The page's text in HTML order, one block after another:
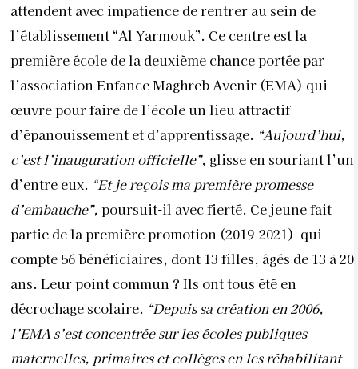
attendent avec impatience de rentrer au sein de
l’établissement “Al Yarmouk”. Ce centre est la
première école de la deuxième chance portée par
l’association Enfance Maghreb Avenir (EMA) qui
œuvre pour faire de l’école un lieu attractif
d’épanouissement et d’apprentissage. “Aujourd’hui,
c’est l’inauguration officielle”, glisse en souriant l’un
d’entre eux. “Et je reçois ma première promesse
d’embauche”, poursuit-il avec fierté. Ce jeune fait
partie de la première promotion (2019-2021) qui
compte 56 bénéficiaires, dont 13 filles, âgés de 13 à 20
ans. Leur point commun ? Ils ont tous été en
décrochage scolaire. “Depuis sa création en 2006,
l’EMA s’est concentrée sur les écoles publiques
maternelles, primaires et collèges en les réhabilitant